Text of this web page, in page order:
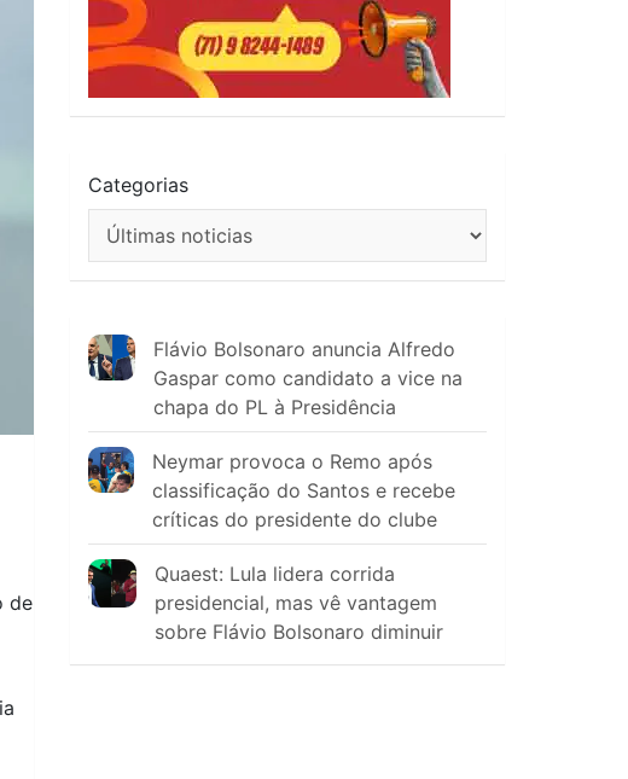
de
Categorias
Flávio Bolsonaro anuncia Alfredo
Gaspar como candidato a vice na
chapa do PL à Presidência
Neymar provoca o Remo após
classificação do Santos e recebe
críticas do presidente do clube
Quaest: Lula lidera corrida
presidencial, mas vê vantagem
sobre Flávio Bolsonaro diminuir